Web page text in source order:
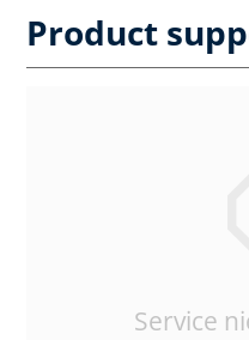
Product
Service